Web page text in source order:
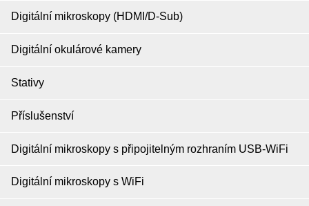
Digitální mikroskopy (HDMI/D-Sub)
Digitální okulárové kamery
Stativy
Příslušenství
Digitální mikroskopy s připojitelným rozhraním USB-WiFi
Digitální mikroskopy s WiFi